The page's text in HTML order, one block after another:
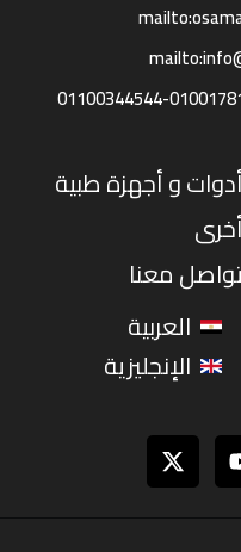
01100344544-
أدوات و أجهزة طبية
أخرى
معنا
العربية
الإنجليزية